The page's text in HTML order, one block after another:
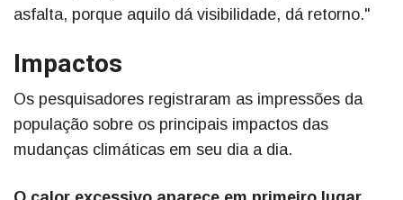
asfalta, porque aquilo dá visibilidade, dá retorno."
Impactos
Os pesquisadores registraram as impressões da
população sobre os principais impactos das
mudanças climáticas em seu dia a dia.